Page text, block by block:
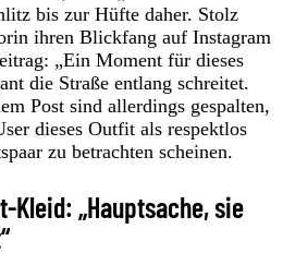
bis zur Hüfte daher. Stolz
ihren Blickfang auf Instagram
„Ein Moment für dieses
die Straße entlang schreitet.
Post sind allerdings gespalten,
dieses Outfit als respektlos
zu betrachten scheinen.
Kleid: „Hauptsache, sie